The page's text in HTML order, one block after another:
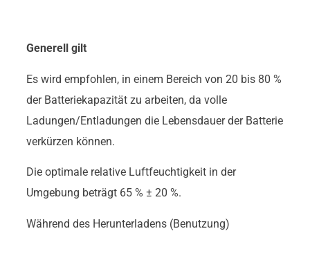
Generell gilt
Es wird empfohlen, in einem Bereich von 20 bis 80 %
der Batteriekapazität zu arbeiten, da volle
Ladungen/Entladungen die Lebensdauer der Batterie
verkürzen können.
Die optimale relative Luftfeuchtigkeit in der
Umgebung beträgt 65 % ± 20 %.
Während des Herunterladens (Benutzung)